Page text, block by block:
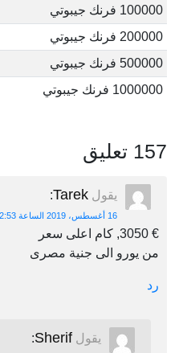
100000 فرنك جيبوتي
200000 فرنك جيبوتي
500000 فرنك جيبوتي
1000000 فرنك جيبوتي
157 تعليق
يقول Tarek
:
16 أغسطس، 2019 الساعة 2:53 ص
€ 3050, كام اعلى سعر
من يورو الى جنية مصرى
رد
يقول Sherif
: